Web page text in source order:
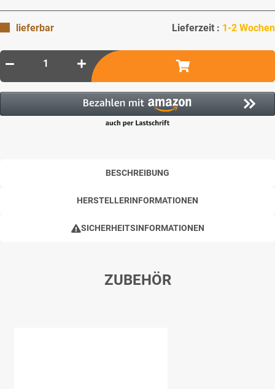
lieferbar Lieferzeit : 1-2 Wochen
BESCHREIBUNG
HERSTELLERINFORMATIONEN
SICHERHEITSINFORMATIONEN
ZUBEHÖR